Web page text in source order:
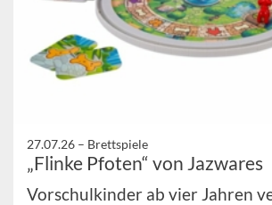
27.07.26 – Brettspiele
„Flinke Pfoten“ von Jazwares
Vorschulkinder ab vier Jahren